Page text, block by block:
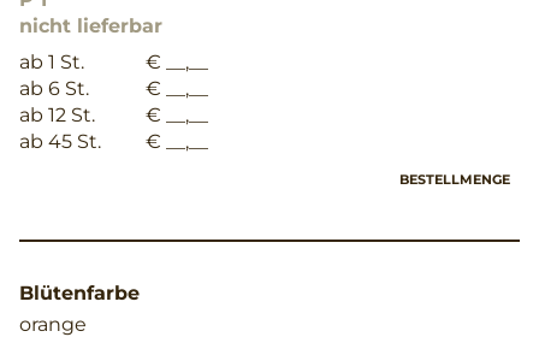
nicht lieferbar
ab 1 St.
€ __,__
ab 6 St.
€ __,__
ab 12 St.
€ __,__
ab 45 St.
€ __,__
BESTELLMENGE
Blütenfarbe
orange